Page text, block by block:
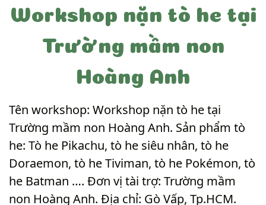
Workshop nặn tò he tại
Trường mầm non
Hoàng Anh
Tên workshop: Workshop nặn tò he tại
Trường mầm non Hoàng Anh. Sản phẩm tò
he: Tò he Pikachu, tò he siêu nhân, tò he
Doraemon, tò he Tiviman, tò he Pokémon, tò
he Batman …. Đơn vị tài trợ: Trường mầm
non Hoàng Anh. Địa chỉ: Gò Vấp, Tp.HCM.